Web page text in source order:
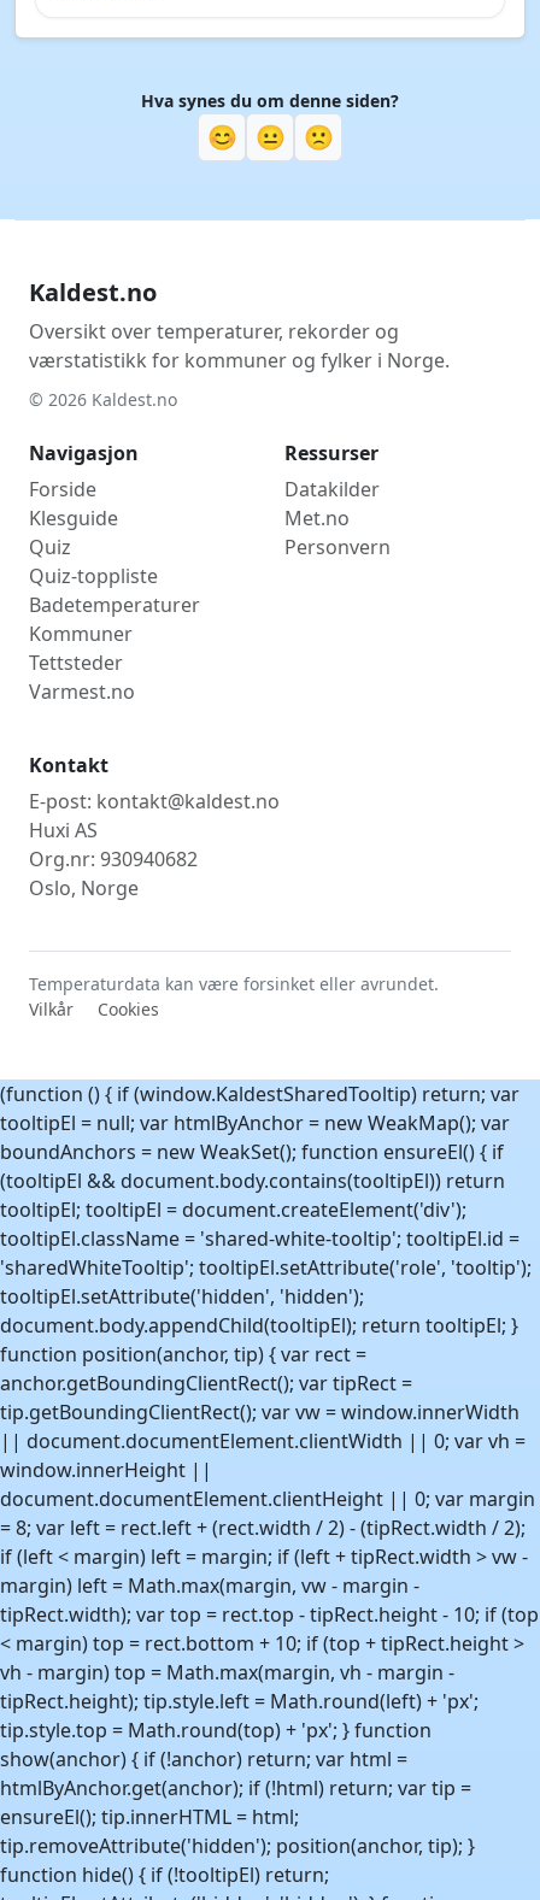
Hva synes du om denne siden?
😊 😐 🙁
Kaldest.no
Oversikt over temperaturer, rekorder og
værstatistikk for kommuner og fylker i Norge.
© 2026 Kaldest.no
Navigasjon
Forside
Klesguide
Quiz
Quiz-toppliste
Badetemperaturer
Kommuner
Tettsteder
Varmest.no
Ressurser
Datakilder
Met.no
Personvern
Kontakt
E-post: kontakt@kaldest.no
Huxi AS
Org.nr: 930940682
Oslo, Norge
Temperaturdata kan være forsinket eller avrundet.
Vilkår
Cookies
(function () { if (window.KaldestSharedTooltip) return; var
tooltipEl = null; var htmlByAnchor = new WeakMap(); var
boundAnchors = new WeakSet(); function ensureEl() { if
(tooltipEl && document.body.contains(tooltipEl)) return
tooltipEl; tooltipEl = document.createElement('div');
tooltipEl.className = 'shared-white-tooltip'; tooltipEl.id =
'sharedWhiteTooltip'; tooltipEl.setAttribute('role', 'tooltip');
tooltipEl.setAttribute('hidden', 'hidden');
document.body.appendChild(tooltipEl); return tooltipEl; }
function position(anchor, tip) { var rect =
anchor.getBoundingClientRect(); var tipRect =
tip.getBoundingClientRect(); var vw = window.innerWidth
|| document.documentElement.clientWidth || 0; var vh =
window.innerHeight ||
document.documentElement.clientHeight || 0; var margin
= 8; var left = rect.left + (rect.width / 2) - (tipRect.width / 2);
if (left < margin) left = margin; if (left + tipRect.width > vw -
margin) left = Math.max(margin, vw - margin -
tipRect.width); var top = rect.top - tipRect.height - 10; if (top
< margin) top = rect.bottom + 10; if (top + tipRect.height >
vh - margin) top = Math.max(margin, vh - margin -
tipRect.height); tip.style.left = Math.round(left) + 'px';
tip.style.top = Math.round(top) + 'px'; } function
show(anchor) { if (!anchor) return; var html =
htmlByAnchor.get(anchor); if (!html) return; var tip =
ensureEl(); tip.innerHTML = html;
tip.removeAttribute('hidden'); position(anchor, tip); }
function hide() { if (!tooltipEl) return;